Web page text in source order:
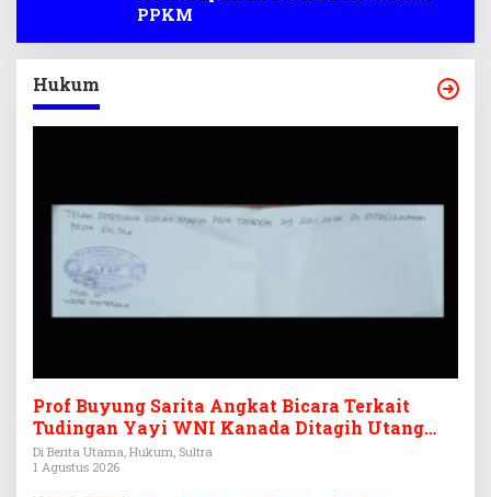
PPKM
Hukum
Prof Buyung Sarita Angkat Bicara Terkait
Tudingan Yayi WNI Kanada Ditagih Utang
Rp3,6 Miliar
Di Berita Utama, Hukum, Sultra
1 Agustus 2026